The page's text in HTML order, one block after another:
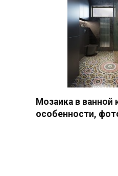
Мозаика в ванной
особенности,